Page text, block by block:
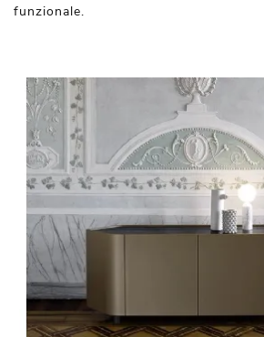
funzionale.